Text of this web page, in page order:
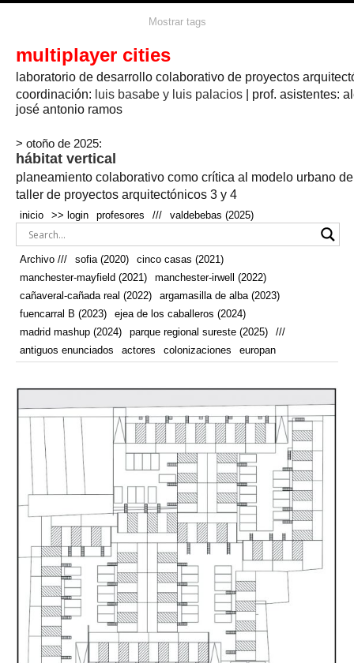
agricultura agricultura circular
arquitectura textil arte artesanía
bicicletas biodiversidad biorrefinería biotecnología bloque lineal
bodega bosque botánica caminos camping campo
cañada
real
canal cañaveral
real
cocina colaboración
autonoma
conectar
cooperativa crecimiento cueva cultivo cultivos deporte
don
quijote
ecosistema ejea de los caballeros
renovables
enterrado espacio social espacio verde
estructura europan fauna
fernández del amo festival fiesta flexibilidad fotomontaje
fuencarral b gastronomía geologia
geometrización curvas de
nivel
grúas habitar hábitat habitat hotel
infraestructura inmigración instalaciones invernadero
laguna línea del tiempo lineal longitudinal
manchester mapeo marihuana mayfield
mercado
modular modulo
naturaleza
paisaje productivo paneles solares paragüas parking pasarelas
plantas plegable prefabricado presa private producción
productivo protección de los ecosistemas
pueblo de
colonización
rave recorrido regadío
regeneración
remolacha
retiro rio ruinas sistema social
sociedad
sombra
sostenibilidad sota tecnología tejido
telas
temporalidad
temporeros territorio tiempo tierra
torres trabajo trama urbana transporte turismo urbanismo
vegetacion vegetación vertedero viñedos vino visión
vision vivienda vivienda adosada vivienda en
altura vivienda minima vivienda social vivienda temporal
yoga
Mostrar tags
multiplayer cities
laboratorio de desarrollo colaborativo de proyectos
coordinación: luis basabe y luis palacios | prof. asistentes:
josé antonio ramos
> otoño de 2025:
hábitat vertical
planeamiento colaborativo como crítica al modelo urbano
taller de proyectos arquitectónicos 3 y 4
inicio >> login profesores /// valdebebas (2025)
Archivo /// sofia (2020)
cinco casas (2021)
manchester-mayfield (2021)
manchester-irwell (2022)
cañaveral-cañada real (2022)
argamasilla de alba (2023)
fuencarral B (2023)
ejea de los caballeros (2024)
madrid mashup (2024)
parque regional sureste (2025)
///
antiguos enunciados
actores colonizaciones europan